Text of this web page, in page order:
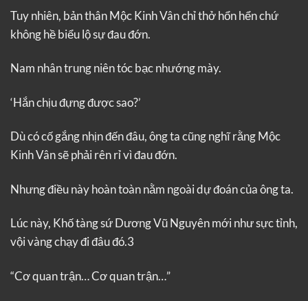
Tuy nhiên, bản thân Mộc Kinh Vân chỉ thở hổn hển chứ
không hề biểu lộ sự đau đớn.
Nam nhân trung niên tóc bạc nhướng mày.
‘Hắn chịu đựng được sao?’
Dù có cố gắng nhịn đến đâu, ông ta cũng nghĩ rằng Mộc
Kinh Vân sẽ phải rên rỉ vì đau đớn.
Nhưng điều này hoàn toàn nằm ngoài dự đoán của ông ta.
Lúc này, Khố tàng sứ Dương Vũ Nguyên mới như sực tỉnh,
vội vàng chạy đi đâu đó.3
“Cơ quan trận… Cơ quan trận…”